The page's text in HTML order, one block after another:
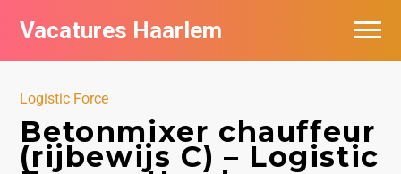
Vacatures Haarlem
Logistic Force
Betonmixer chauffeur
(rijbewijs C) – Logistic
Vacatures per bedrijf in Haarlem
De populairste vacatures in Haarlem